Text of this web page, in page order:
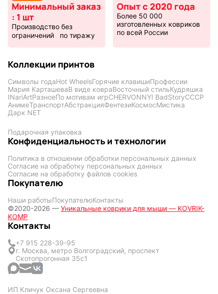
Минимальный заказ
: 1 шт
Производство без
ограничений по тиражу
Опыт с 2020 года
Более 50 000
изготовленных ковриков
по всей России
Коллекции принтов
Символы годаHot WheelsГорячие клавишиПрофессии
Мария КарташеваВ виде ковраВосточный стильКудряшка
INariArtРазноеПо мотивам игрCHERVONNYI BadStoryСССР
АнимеТранспортАбстракцияФентезиКосмосМистика
Дарк NET
Подарочная упаковка
Конфиденциальность и технологии
Политика в отношении обработки персональных данных
Согласие на обработку персональных данных
Согласие на обработку файлов cookies
Покупателю
Наши работыПокупателюКонтакты
©2020-2026 — Уникальные коврики для мыши — KOVRIK-
KOMP
Контакты
+7 915 228-39-95
г. Москва, метро Волгоградский, проспект
Скотопрогонная 35с1
ИП Кличук Оксана Сергеевна